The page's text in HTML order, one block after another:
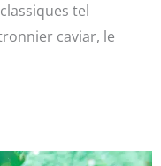
tel
caviar, le